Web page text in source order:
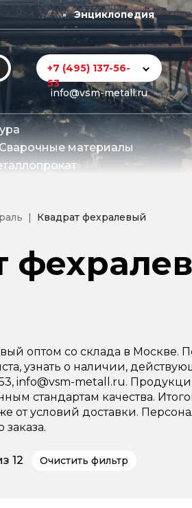
Энциклопедия
+7 (495) 137-56-
53
info@vsm-metall.ru
материалы
Квадрат фехралевый
оптом со склада в
узнать о наличии,
53, info@vsm-metall.ru.
стандартам качества.
от условий доставки.
заказа.
12 Очистить фильтр